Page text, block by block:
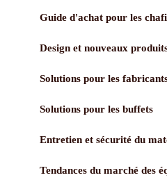
Guide d'achat pour les
Design et nouveaux
Solutions pour les
Solutions pour les buffets
Entretien et sécurité du
Tendances du marché des